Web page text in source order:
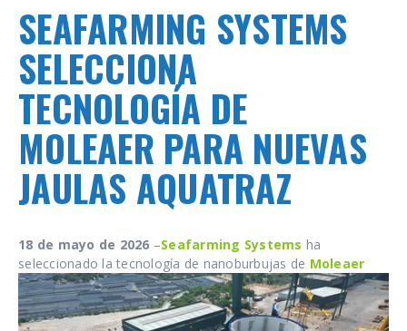
SEAFARMING SYSTEMS
SELECCIONA
TECNOLOGÍA DE
MOLEAER PARA NUEVAS
JAULAS AQUATRAZ
18 de mayo de 2026 –Seafarming Systems ha
seleccionado la tecnología de nanoburbujas de Moleaer